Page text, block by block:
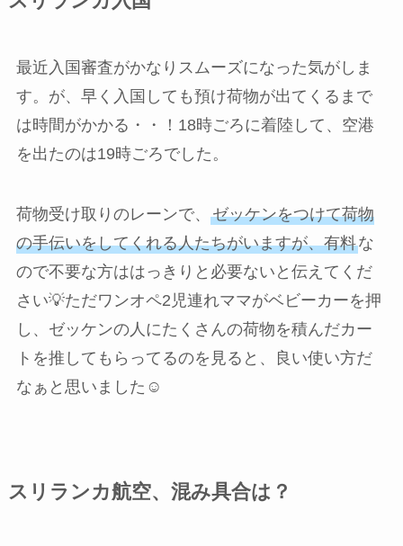
最近入国審査がかなりスムーズになった気がしま
す。が、早く入国しても預け荷物が出てくるまで
は時間がかかる・・！18時ごろに着陸して、空港
を出たのは19時ごろでした。
荷物受け取りのレーンで、 ゼッケンをつけて荷物
の手伝いをしてくれる人たちがいますが、有料な
ので不要な方ははっきりと必要ないと伝えてくだ
さい💡ただワンオペ2児連れママがベビーカーを押
し、ゼッケンの人にたくさんの荷物を積んだカー
トを推してもらってるのを見ると、良い使い方だ
なぁと思いました☺️
スリランカ航空、混み具合は？